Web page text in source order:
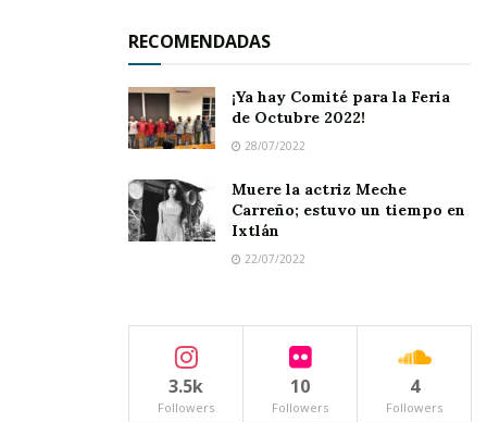
RECOMENDADAS
¡Ya hay Comité para la Feria
de Octubre 2022!
28/07/2022
Muere la actriz Meche
Carreño; estuvo un tiempo en
Ixtlán
22/07/2022
3.5k
Followers
10
Followers
4
Followers